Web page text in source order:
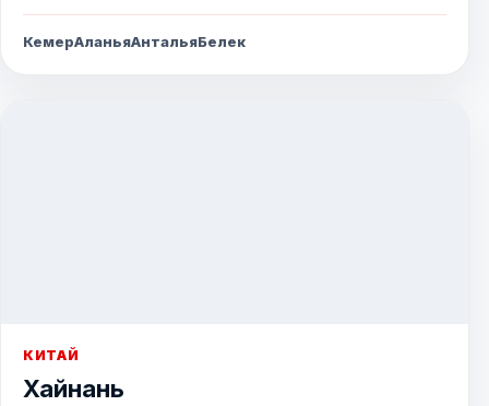
КемерАланьяАнтальяБелек
КИТАЙ
Хайнань